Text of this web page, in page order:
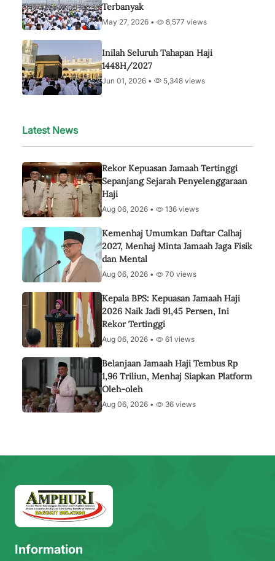
Terbanyak
May 27, 2026 • 8,577 views
Inilah Seluruh Tahapan Haji
1448H/2027
Jun 01, 2026 • 5,348 views
Latest News
Rekor Kepuasan Jamaah Tertinggi
Sepanjang Sejarah Penyelenggaraan
Haji
Aug 06, 2026 • 136 views
Kemenhaj Umumkan Daftar Calhaj
2027, Menhaj Minta Jamaah Jaga Fisik
dan Mental
Aug 06, 2026 • 70 views
Kepala BPS: Kepuasan Jamaah Haji
2026 Naik Jadi 91,45 Persen, Ini
Rekor Tertinggi
Aug 06, 2026 • 61 views
Belanjaan Jamaah Haji Tembus Rp
1,96 Triliun, Menhaj Siapkan Platform
Oleh-oleh
Aug 06, 2026 • 36 views
Information